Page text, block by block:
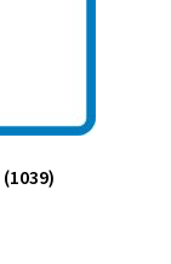
(1039)